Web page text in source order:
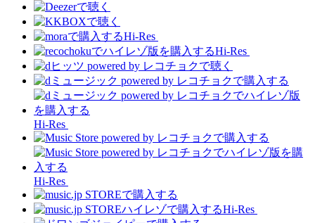
Hi-Res
Hi-Res
Hi-Res
Hi-Res
Hi-Res